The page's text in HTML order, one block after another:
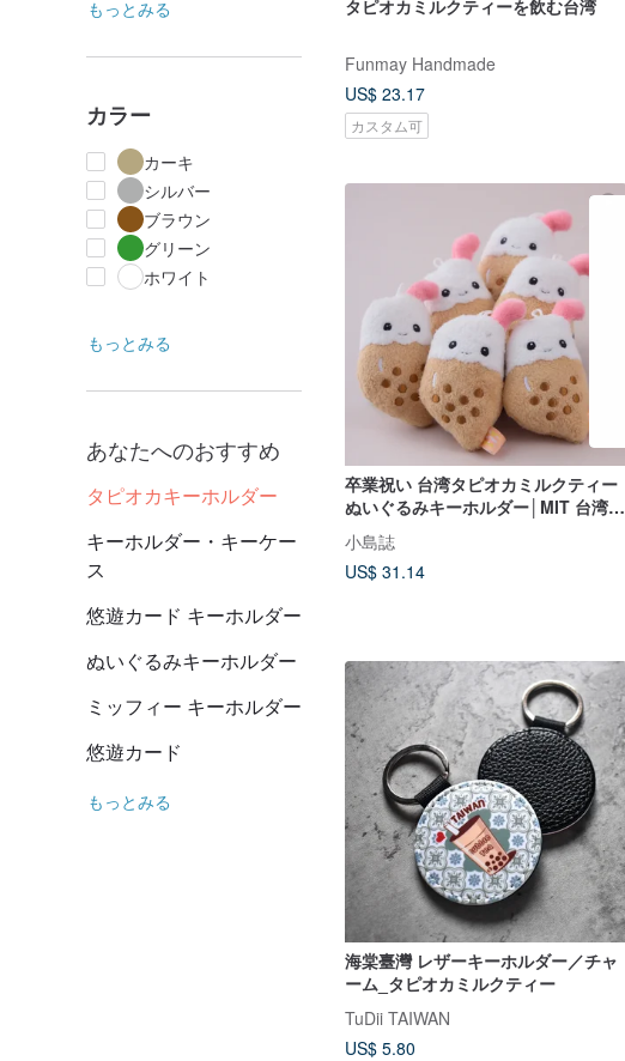
もっとみる
カラー
カーキ
シルバー
ブラウン
グリーン
ホワイト
もっとみる
あなたへのおすすめ
タピオカキーホルダー
キーホルダー・キーケー
ス
悠遊カード キーホルダー
ぬいぐるみキーホルダー
ミッフィー キーホルダー
悠遊カード
もっとみる
タピオカミルクティーを飲む台湾
Funmay Handmade
US$ 23.17
カスタム可
卒業祝い 台湾タピオカミルクティー
ぬいぐるみキーホルダー│MIT 台湾製
ST 安全玩具マーク認証
小島誌
US$ 31.14
海棠臺灣 レザーキーホルダー／チャ
ーム_タピオカミルクティー
TuDii TAIWAN
US$ 5.80